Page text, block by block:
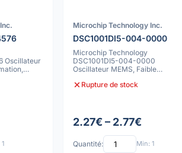
Oscillateur
Microchip Technology Inc.
DSC1001DI5-004-0000
Microchip Technology
DSC1001DI5-004-0000
Oscillateur MEMS, Faible
85C, V
Rupture de stock
2.27€ – 2.77€
Quantité: Min: 1